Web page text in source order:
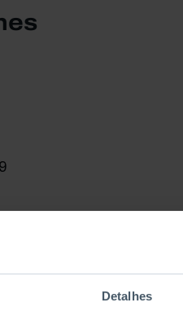
Detalhes